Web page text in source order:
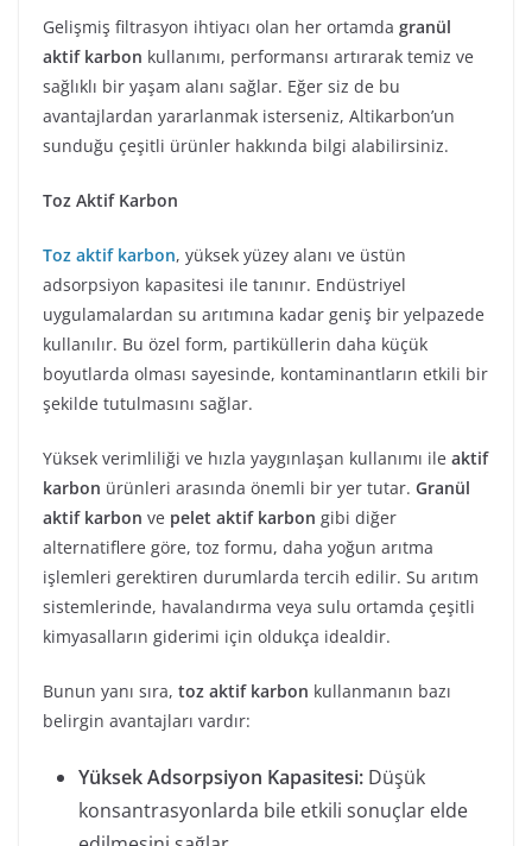
Gelişmiş filtrasyon ihtiyacı olan her ortamda granül
aktif karbon kullanımı, performansı artırarak temiz ve
sağlıklı bir yaşam alanı sağlar. Eğer siz de bu
avantajlardan yararlanmak isterseniz, Altikarbon’un
sunduğu çeşitli ürünler hakkında bilgi alabilirsiniz.
Toz Aktif Karbon
Toz aktif karbon, yüksek yüzey alanı ve üstün
adsorpsiyon kapasitesi ile tanınır. Endüstriyel
uygulamalardan su arıtımına kadar geniş bir yelpazede
kullanılır. Bu özel form, partiküllerin daha küçük
boyutlarda olması sayesinde, kontaminantların etkili bir
şekilde tutulmasını sağlar.
Yüksek verimliliği ve hızla yaygınlaşan kullanımı ile aktif
karbon ürünleri arasında önemli bir yer tutar. Granül
aktif karbon ve pelet aktif karbon gibi diğer
alternatiflere göre, toz formu, daha yoğun arıtma
işlemleri gerektiren durumlarda tercih edilir. Su arıtım
sistemlerinde, havalandırma veya sulu ortamda çeşitli
kimyasalların giderimi için oldukça idealdir.
Bunun yanı sıra, toz aktif karbon kullanmanın bazı
belirgin avantajları vardır:
Yüksek Adsorpsiyon Kapasitesi: Düşük
konsantrasyonlarda bile etkili sonuçlar elde